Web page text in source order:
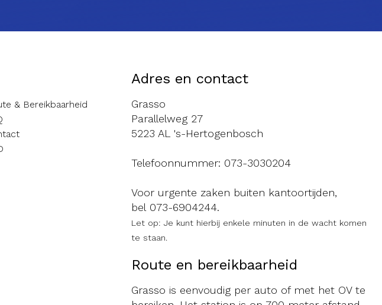
& Bereikbaarheid
Adres en contact
Grasso
Parallelweg 27
5223 AL 's-Hertogenbosch
Telefoonnummer: 073-3030204
Voor urgente zaken buiten kantoortijden,
bel 073-6904244.
Let op: Je kunt hierbij enkele minuten in de wacht komen
te staan.
Route en bereikbaarheid
Grasso is eenvoudig per auto of met het OV te